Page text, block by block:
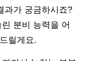
과가 궁금하시죠?
분비 능력을 어
릴게요.